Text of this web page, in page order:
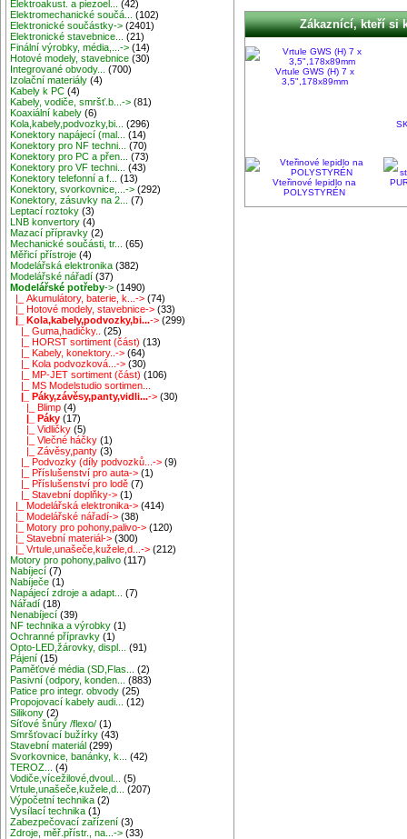
Elektroakust. a piezoel...
(42)
Elektromechanické součá...
(102)
Elektronické součástky-> (2401)
Elektronické stavebnice...
(21)
Finální výrobky, média,...-> (14)
Hotové modely, stavebnice (30)
Integrované obvody...
(700)
Izolační materiály (4)
Kabely k PC (4)
Kabely, vodiče, smršť.b...-> (81)
Koaxiální kabely (6)
Kola,kabely,podvozky,bi...
(296)
Konektory napájecí (mal...
(14)
Konektory pro NF techni...
(70)
Konektory pro PC a přen...
(73)
Konektory pro VF techni...
(43)
Konektory telefonní a f...
(13)
Konektory, svorkovnice,...-> (292)
Konektory, zásuvky na 2...
(7)
Leptací roztoky (3)
LNB konvertory (4)
Mazací přípravky (2)
Mechanické součásti, tr...
(65)
Měřicí přístroje (4)
Modelářská elektronika (382)
Modelářské nářadí (37)
Modelářské potřeby-> (1490)
|_ Akumulátory, baterie, k...-> (74)
|_ Hotové modely, stavebnice-> (33)
|_ Kola,kabely,podvozky,bi...-> (299)
|_ Guma,hadičky..
(25)
|_ HORST sortiment (část) (13)
|_ Kabely, konektory..-> (64)
|_ Kola podvozková...-> (30)
|_ MP-JET sortiment (část) (106)
|_ MS Modelstudio sortimen...
|_ Páky,závěsy,panty,vidli...-> (30)
|_ Blimp (4)
|_ Páky (17)
|_ Vidličky (5)
|_ Vlečné háčky (1)
|_ Závěsy,panty (3)
|_ Podvozky (díly podvozků...-> (9)
|_ Příslušenství pro auta-> (1)
|_ Příslušenství pro lodě (7)
|_ Stavební doplňky-> (1)
|_ Modelářská elektronika-> (414)
|_ Modelářské nářadí-> (38)
|_ Motory pro pohony,palivo-> (120)
|_ Stavební materiál-> (300)
|_ Vrtule,unašeče,kužele,d...-> (212)
Motory pro pohony,palivo (117)
Nabíjecí (7)
Nabíječe (1)
Napájecí zdroje a adapt...
(7)
Nářadí (18)
Nenabíjecí (39)
NF technika a výrobky (1)
Ochranné přípravky (1)
Opto-LED,žárovky, displ...
(91)
Pájení (15)
Paměťové média (SD,Flas...
(2)
Pasivní (odpory, konden...
(883)
Patice pro integr. obvody (25)
Propojovací kabely audi...
(12)
Silikony (2)
Síťové šnůry /flexo/ (1)
Smršťovací bužírky (43)
Stavební materiál (299)
Svorkovnice, banánky, k...
(42)
TEROZ...
(4)
Vodiče,vícežilové,dvoul...
(5)
Vrtule,unašeče,kužele,d...
(207)
Výpočetní technika (2)
Vysílací technika (1)
Zabezpečovací zařízení (3)
Zdroje, měř.přístr., na...-> (33)
Zákaznící, kteří si
Vrtule GWS (H) 7 x
3,5",178x89mm
Vteřinové lepidlo na
POLYSTYRÉN